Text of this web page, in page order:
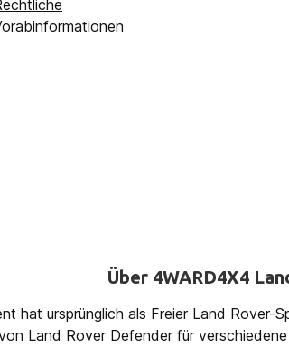
Über 4WARD4X4
hat ursprünglich als Freier Land
Land Rover Defender für